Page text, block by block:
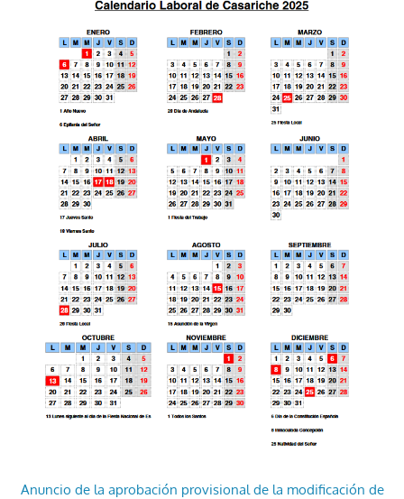
Anuncio de la aprobación provisional de la modificación de